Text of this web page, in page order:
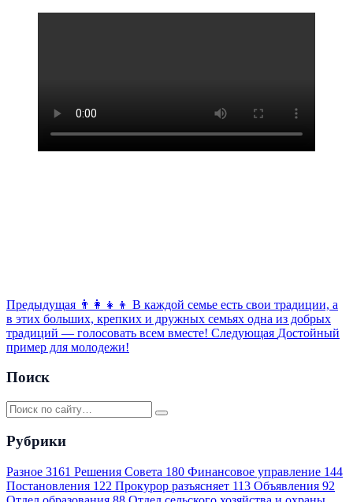
Предыдущая 👨‍👩‍👧‍👦 В каждой семье есть свои традиции, а
в этих больших, крепких и дружных семьях одна из добрых
традиций — голосовать всем вместе! Следующая Достойный
пример для молодежи!
Поиск
Рубрики
Разное 3161 Решения Совета 180 Финансовое управление 144
Постановления 122 Прокурор разъясняет 113 Объявления 92